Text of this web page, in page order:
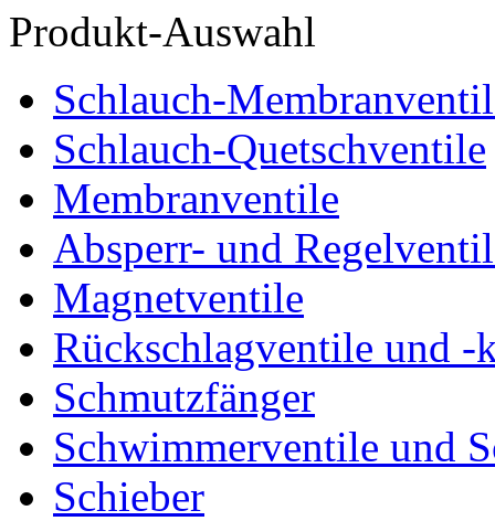
Produkt-Auswahl
Schlauch-
Schlauch-Quetschventile
Membranventile
Absperr- und
Magnetventile
Rückschlagventile und -
Schmutzfänger
Schwimmerventile und
Schieber